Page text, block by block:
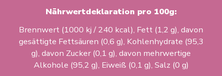
Nährwertdeklaration pro 100g:
Brennwert (1000 kj / 240 kcal), Fett (1,2 g), davon
gesättigte Fettsäuren (0,6 g), Kohlenhydrate (95,3
g), davon Zucker (0,1 g), davon mehrwertige
Alkohole (95,2 g), Eiweiß (0,1 g), Salz (0 g)